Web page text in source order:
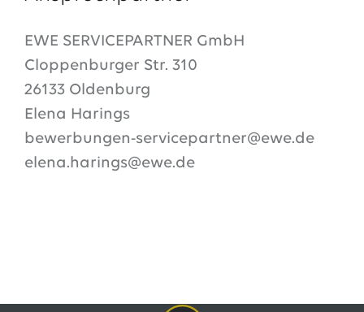
EWE SERVICEPARTNER GmbH
Cloppenburger Str. 310
26133 Oldenburg
Elena Harings
bewerbungen-servicepartner@ewe.de
elena.harings@ewe.de